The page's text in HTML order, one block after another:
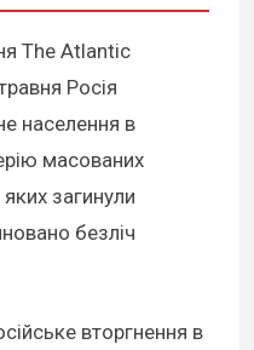
The Atlantic
Росія
населення в
масованих
загинули
безліч
вторгнення в